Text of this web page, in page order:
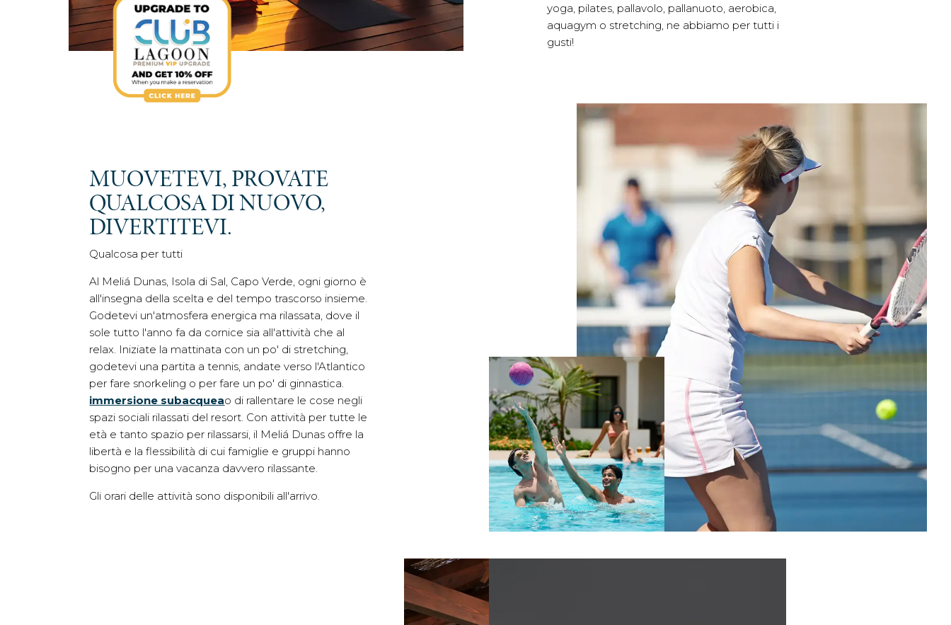
yoga, pilates, pallavolo, pallanuoto, aerobica,
aquagym o stretching, ne abbiamo per tutti i
gusti!
MUOVETEVI, PROVATE
QUALCOSA DI NUOVO,
DIVERTITEVI.
Qualcosa per tutti
Al Meliá Dunas, Isola di Sal, Capo Verde, ogni giorno è
all'insegna della scelta e del tempo trascorso insieme.
Godetevi un'atmosfera energica ma rilassata, dove il
sole tutto l'anno fa da cornice sia all'attività che al
relax. Iniziate la mattinata con un po' di stretching,
godetevi una partita a tennis, andate verso l'Atlantico
per fare snorkeling o per fare un po' di ginnastica.
immersione subacqueao di rallentare le cose negli
spazi sociali rilassati del resort. Con attività per tutte le
età e tanto spazio per rilassarsi, il Meliá Dunas offre la
libertà e la flessibilità di cui famiglie e gruppi hanno
bisogno per una vacanza davvero rilassante.
Gli orari delle attività sono disponibili all'arrivo.